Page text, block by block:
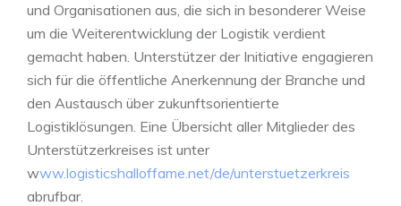
und Organisationen aus, die sich in besonderer Weise
um die Weiterentwicklung der Logistik verdient
gemacht haben. Unterstützer der Initiative engagieren
sich für die öffentliche Anerkennung der Branche und
den Austausch über zukunftsorientierte
Logistiklösungen. Eine Übersicht aller Mitglieder des
Unterstützerkreises ist unter
www.logisticshalloffame.net/de/unterstuetzerkreis
abrufbar.